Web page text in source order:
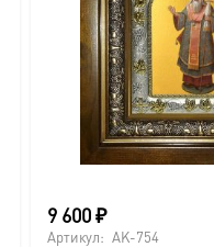
9 600₽
Артикул: AK-754